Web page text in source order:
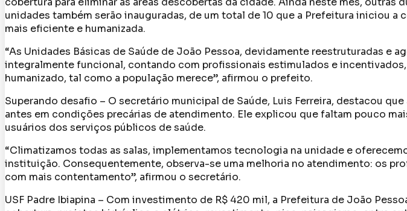
unidades também serão inauguradas, de um total de 10 que a Prefeitura iniciou
mais eficiente e humanizada.
“As Unidades Básicas de Saúde de João Pessoa, devidamente reestruturadas
integralmente funcional, contando com profissionais estimulados e
humanizado, tal como a população merece”, afirmou o prefeito.
Superando desafio – O secretário municipal de Saúde, Luis Ferreira, destacou
antes em condições precárias de atendimento. Ele explicou que faltam pouco
usuários dos serviços públicos de saúde.
“Climatizamos todas as salas, implementamos tecnologia na unidade e
instituição. Consequentemente, observa-se uma melhoria no atendimento: os
com mais contentamento”, afirmou o secretário.
USF Padre Ibiapina – Com investimento de R$ 420 mil, a Prefeitura de João